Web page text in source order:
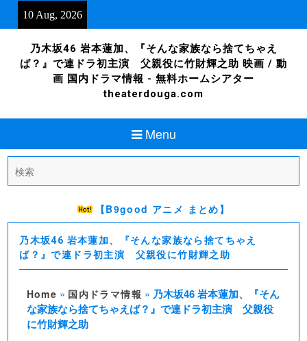
10 Aug, 2026
乃木坂46 岩本蓮加、『そんな家族なら捨てちゃえ
ば？』で連ドラ初主演 父親役に竹財輝之助 映画 / 動
画 国内ドラマ情報 - 無料ホームシアター
theaterdouga.com
Menu
for:
【B9good アニメ まとめ】
乃木坂46 岩本蓮加、『そんな家族なら捨てちゃえ
ば？』で連ドラ初主演 父親役に竹財輝之助
Home » 国内ドラマ情報 » 乃木坂46 岩本蓮加、『そん
な家族なら捨てちゃえば？』で連ドラ初主演 父親役
に竹財輝之助